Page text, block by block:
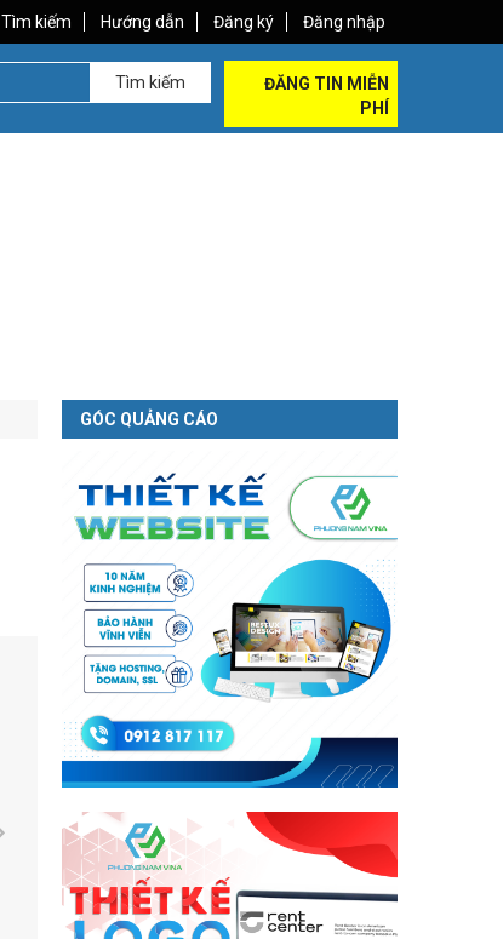
Tìm kiếm Hướng dẫn Đăng ký Đăng nhập
Tìm kiếm
ĐĂNG TIN MIỄN
PHÍ
GÓC QUẢNG CÁO